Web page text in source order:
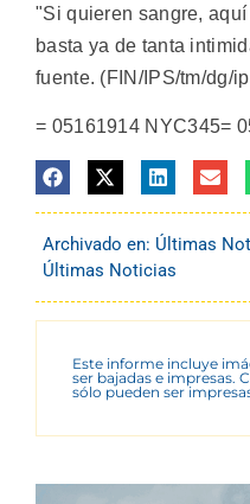
"Si quieren sangre,
basta ya de tanta
fuente. (FIN/IPS/tm/dg/
= 05161914 NYC345=
Archivado en: Últimas
Últimas Noticias
Este informe incluye
ser bajadas e impresas.
sólo pueden ser